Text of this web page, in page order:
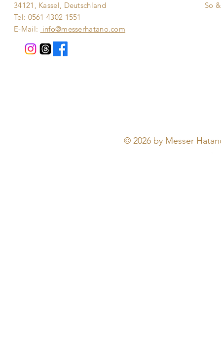
34121, Kassel, Deutschland
Tel: 0561 4302 1551
E-Mail: info@messerhatano.com
So
© 2026 by Messer